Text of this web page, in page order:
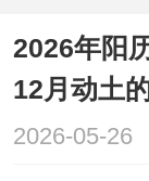
2026年阳
12月动土
2026-05-26